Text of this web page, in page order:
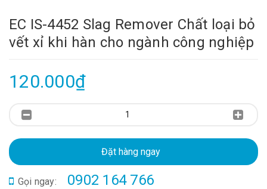
EC IS-4452 Slag Remover Chất loại bỏ
vết xỉ khi hàn cho ngành công nghiệp
120.000₫
Đặt hàng ngay
Gọi ngay: 0902 164 766